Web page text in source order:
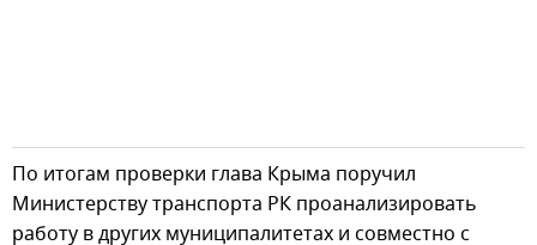
По итогам проверки глава Крыма поручил
Министерству транспорта РК проанализировать
работу в других муниципалитетах и совместно с